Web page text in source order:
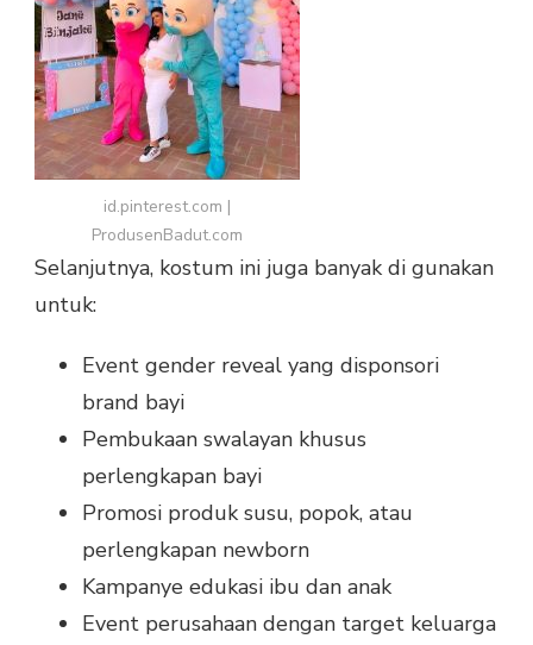
id.pinterest.com |
ProdusenBadut.com
Selanjutnya, kostum ini juga banyak di gunakan
untuk:
Event gender reveal yang disponsori
brand bayi
Pembukaan swalayan khusus
perlengkapan bayi
Promosi produk susu, popok, atau
perlengkapan newborn
Kampanye edukasi ibu dan anak
Event perusahaan dengan target keluarga